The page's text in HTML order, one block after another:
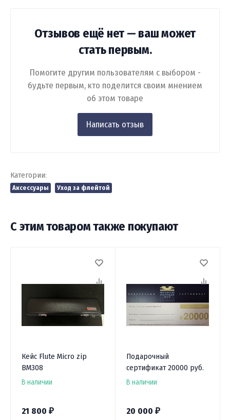
Отзывов ещё нет — ваш может
стать первым.
Помогите другим пользователям с выбором -
будьте первым, кто поделится своим мнением
об этом товаре
Категории:
Аксессуары Уход за флейтой
С этим товаром также покупают
Кейс Flute Micro zip
BM308
В наличии
21 800 ₽
Подарочный
сертификат 20000 руб.
В наличии
20 000 ₽